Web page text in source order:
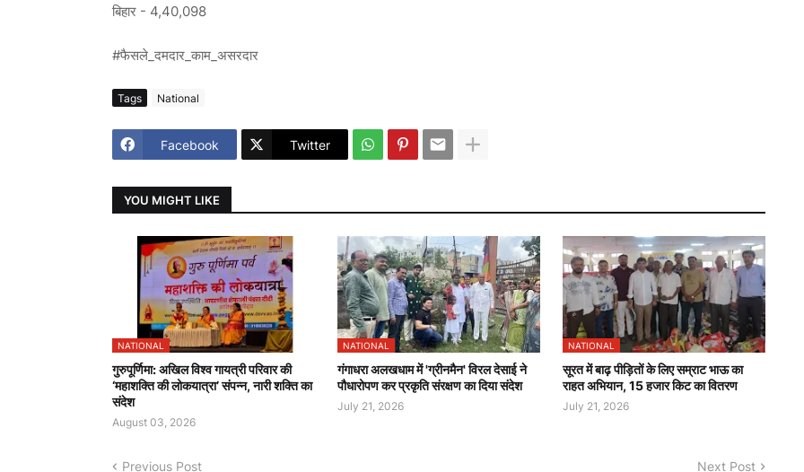
बिहार - 4,40,098
#फैसले_दमदार_काम_असरदार
Tags National
Facebook Twitter
YOU MIGHT LIKE
NATIONAL
गुरुपूर्णिमा: अखिल विश्व गायत्री परिवार की
‘महाशक्ति की लोकयात्रा’ संपन्न, नारी शक्ति का
संदेश
August 03, 2026
NATIONAL
गंगाधरा अलखधाम में 'ग्रीनमैन' विरल देसाई ने
पौधारोपण कर प्रकृति संरक्षण का दिया संदेश
July 21, 2026
NATIONAL
सूरत में बाढ़ पीड़ितों के लिए सम्राट भाऊ का
राहत अभियान, 15 हजार किट का वितरण
July 21, 2026
Previous Post Next Post